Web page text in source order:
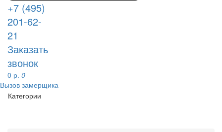
+7 (495)
201-62-
21
Заказать
звонок
0 р. 0
Вызов замерщика
Категории